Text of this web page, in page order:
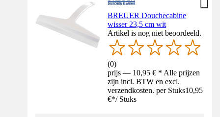
BREUER Douchecabine
wisser 23,5 cm wit
Artikel is nog niet beoordeeld.
(0)
prijs — 10,95 € * Alle prijzen
zijn incl. BTW en excl.
verzendkosten. per Stuks10,95
€*/ Stuks